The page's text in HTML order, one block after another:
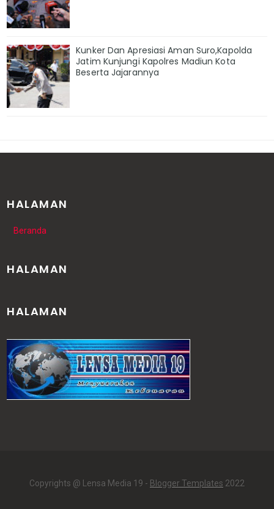
Kunker Dan Apresiasi Aman Suro,Kapolda
Jatim Kunjungi Kapolres Madiun Kota
Beserta Jajarannya
HALAMAN
Beranda
HALAMAN
HALAMAN
Copyrights @ Lensa Media 19 - Blogger Templates 2022